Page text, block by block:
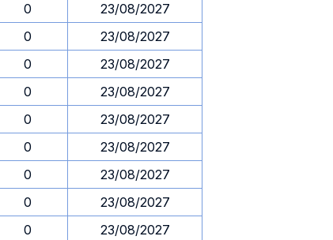
0
23/08/2027
0
23/08/2027
0
23/08/2027
0
23/08/2027
0
23/08/2027
0
23/08/2027
0
23/08/2027
0
23/08/2027
0
23/08/2027